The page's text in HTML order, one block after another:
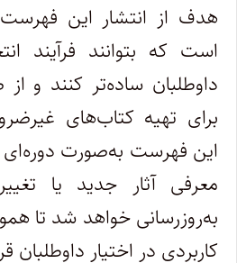
هدف از انتشار این
است که بتوانند فرآیند
داوطلبان ساده‌تر کنند و
برای تهیه کتاب‌های
این فهرست به‌صورت
معرفی آثار جدید یا
به‌روزرسانی خواهد شد تا
کاربردی در اختیار داوطلبان